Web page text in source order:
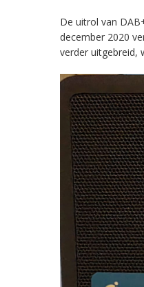
De uitrol van
december 2020
verder uitgebreid,